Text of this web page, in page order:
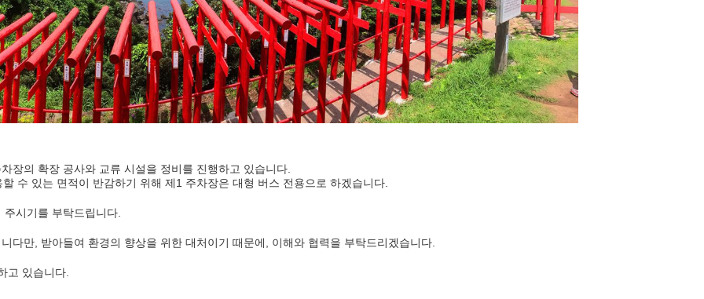
장의 확장 공사와 교류 시설을 정비를 진행하고 있습니다.
수 있는 면적이 반감하기 위해 제1 주차장은 대형 버스 전용으로 하겠습니다.
시기를 부탁드립니다.
다만, 받아들여 환경의 향상을 위한 대처이기 때문에, 이해와 협력을 부탁드리겠습니다.
고 있습니다.